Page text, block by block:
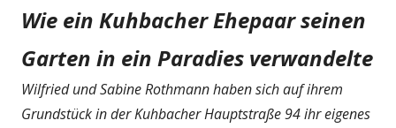
Wie ein Kuhbacher Ehepaar seinen
Garten in ein Paradies verwandelte
Wilfried und Sabine Rothmann haben sich auf ihrem
Grundstück in der Kuhbacher Hauptstraße 94 ihr eigenes